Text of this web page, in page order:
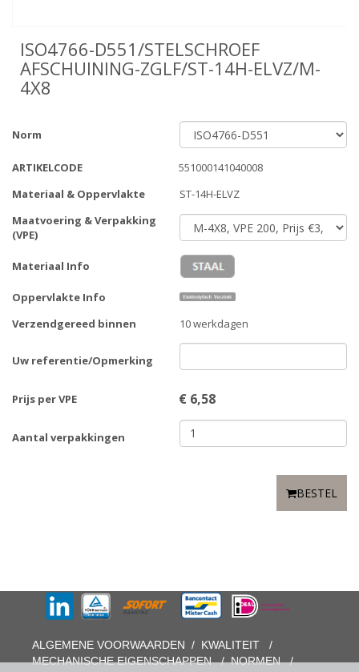
ISO4766-D551/STELSCHROEF
AFSCHUINING-ZGLF/ST-14H-ELVZ/M-
4X8
Norm
ARTIKELCODE
551000141040008
Materiaal & Oppervlakte
ST-14H-ELVZ
Maatvoering & Verpakking
(VPE)
Materiaal Info
Oppervlakte Info
Verzendgereed binnen
10 werkdagen
Uw referentie/Opmerking
Prijs per VPE € 6,58
Aantal verpakkingen
BESTEL
ALGEMENE VOORWAARDEN / KWALITEIT
/
MECHANISCHE EIGENSCHAPPEN/NORMEN/